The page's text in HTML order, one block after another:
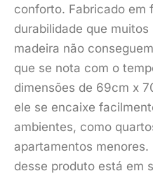
conforto. Fabricado em
durabilidade que
madeira não
que se nota com o
dimensões de 69cm x
ele se encaixe
ambientes, como
apartamentos
desse produto está em